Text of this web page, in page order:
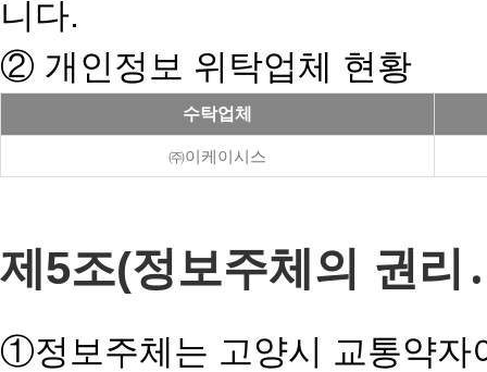
니다.
② 개인정보 위탁업체 현황
수탁업체
㈜이케이시스
제5조(정보주체의 권리
①정보주체는 고양시 교통약자